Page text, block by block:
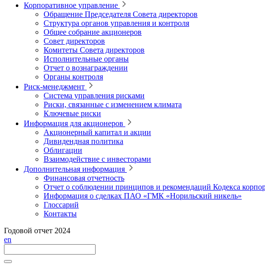
Корпоративное управление
Обращение Председателя Совета директоров
Структура органов управления и контроля
Общее собрание акционеров
Совет директоров
Комитеты Совета директоров
Исполнительные органы
Отчет о вознаграждении
Органы контроля
Риск-менеджмент
Система управления рисками
Риски, связанные с изменением климата
Ключевые риски
Информация для акционеров
Акционерный капитал и акции
Дивидендная политика
Облигации
Взаимодействие с инвесторами
Дополнительная информация
Финансовая отчетность
Отчет о соблюдении принципов и рекомендаций Кодекса
Информация о сделках ПАО «ГМК «Норильский никель»
Глоссарий
Контакты
Годовой отчет 2024
en